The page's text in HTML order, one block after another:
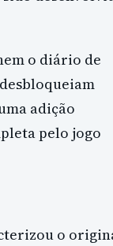
o diário de
adição
pelo jogo
o